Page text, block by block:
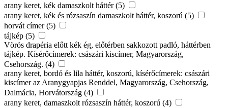
arany keret, kék damaszkolt háttér (5)
arany keret, kék és rózsaszín damaszkolt háttér, koszorú (5)
horvát címer (5)
tájkép (5)
Vörös drapéria előtt kék ég, előtérben sakkozott padló, háttérben
tájkép. Kísérőcímerek: császári kiscímer, Magyarország,
Csehország. (4)
arany keret, bordó és lila háttér, koszorú, kísérőcímerek: császári
kiscímer az Aranygyapjas Renddel, Magyarország, Csehország,
Dalmácia, Horvátország (4)
arany keret, damaszkolt rózsaszín háttér, koszorú (4)